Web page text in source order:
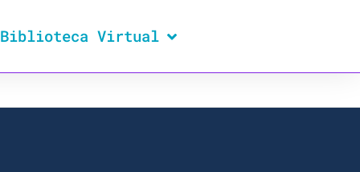
Biblioteca Virtual